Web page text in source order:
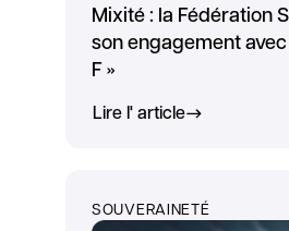
Mixité : la Fédération
son engagement avec
F »
Lire l' article
SOUVERAINETÉ